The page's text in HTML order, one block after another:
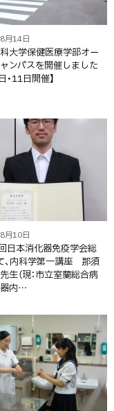
月14日
大学保健医療学部オー
ンパスを開催しました
・11日開催】
月10日
日本消化器免疫学会総
、内科学第一講座 那須
生（現：市立室蘭総合病
内…